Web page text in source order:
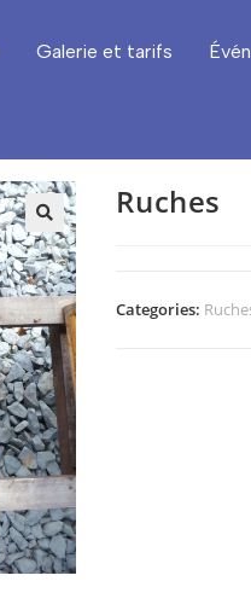
Galerie et tarifs
Ruches
Categories: